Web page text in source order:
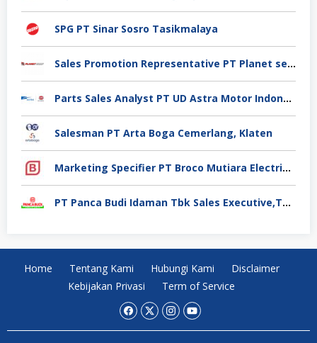
SPG PT Sinar Sosro Tasikmalaya
Sales Promotion Representative PT Planet selancar Mandiri, Pontianak
Parts Sales Analyst PT UD Astra Motor Indonesia, Jakarta Utara
Salesman PT Arta Boga Cemerlang, Klaten
Marketing Specifier PT Broco Mutiara Electrical Industry, Tangerang
PT Panca Budi Idaman Tbk Sales Executive,Tangerang
Home Tentang Kami Hubungi Kami
Disclaimer
Kebijakan Privasi
Term of Service